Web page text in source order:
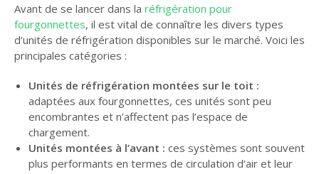
Avant de se lancer dans la réfrigération pour
fourgonnettes, il est vital de connaître les divers types
d’unités de réfrigération disponibles sur le marché. Voici les
principales catégories :
Unités de réfrigération montées sur le toit :
adaptées aux fourgonnettes, ces unités sont peu
encombrantes et n’affectent pas l’espace de
chargement.
Unités montées à l’avant : ces systèmes sont souvent
plus performants en termes de circulation d’air et leur